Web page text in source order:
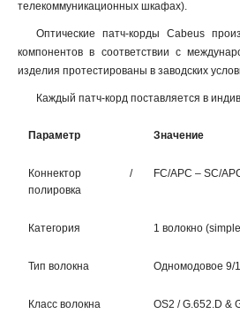
телекоммуникационных шкафах).
Оптические патч-корды Cabeus
компонентов в соответствии с
изделия протестированы в заводских
Каждый патч-корд поставляется в
Параметр Значение
Коннектор /
полировка
FC/APC – SC/
Категория 1 волокно
Тип волокна Одномодовое 9/
Класс волокна OS2 / G.652.D &